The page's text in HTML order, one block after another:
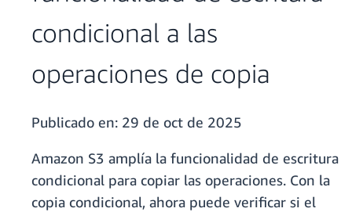
condicional a las
operaciones de copia
Publicado en: 29 de oct de 2025
Amazon S3 amplía la funcionalidad de escritura
condicional para copiar las operaciones. Con la
copia condicional, ahora puede verificar si el